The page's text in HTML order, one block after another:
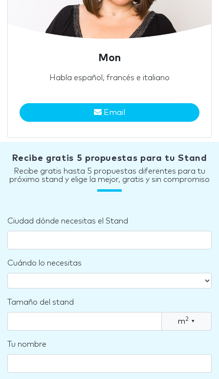
Mon
Habla español, francés e italiano
Email
Recibe gratis 5 propuestas para tu Stand
Recibe gratis hasta 5 propuestas diferentes para tu
próximo stand y elige la mejor, gratis y sin compromiso
Ciudad dónde necesitas el Stand
Cuándo lo necesitas
Tamaño del stand
m2 ▾
Tu nombre